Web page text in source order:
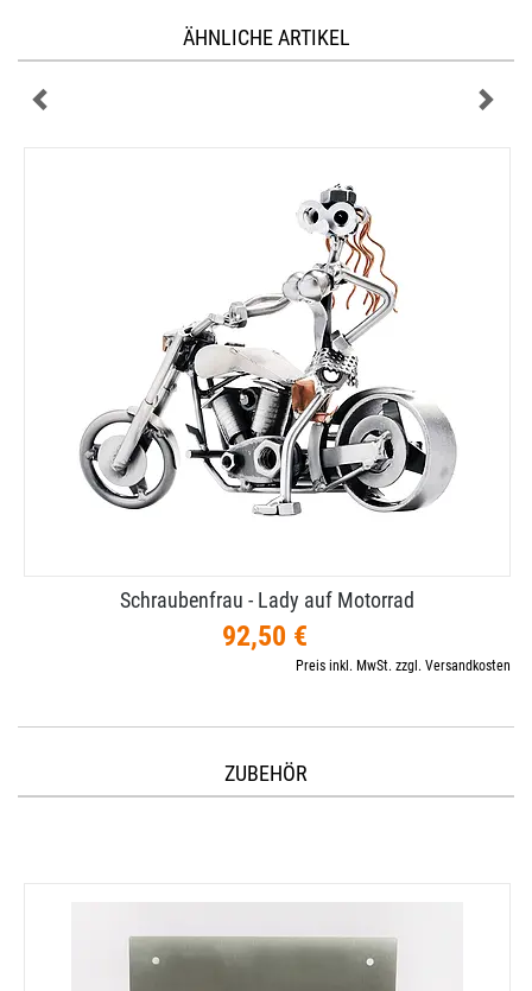
ÄHNLICHE ARTIKEL
Schraubenfrau - Lady auf Motorrad
92,50 €
Preis inkl. MwSt. zzgl. Versandkosten
ZUBEHÖR